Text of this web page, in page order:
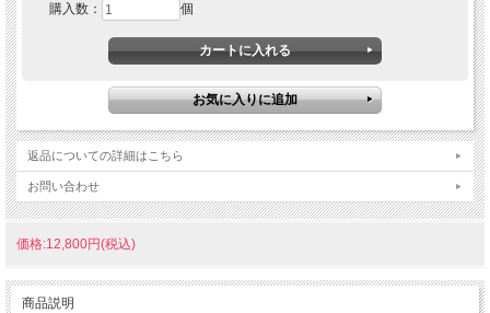
購入数： 個
返品についての詳細はこちら
お問い合わせ
価格:12,800円(税込)
商品説明